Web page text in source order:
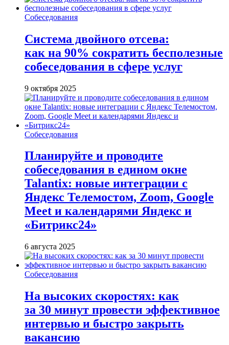
Собеседования
Система двойного отсева:
как на 90% сократить бесполезные
собеседования в сфере услуг
9 октября 2025
Собеседования
Планируйте и проводите
собеседования в едином окне
Talantix: новые интеграции с
Яндекс Телемостом, Zoom, Google
Meet и календарями Яндекс и
«Битрикс24»
6 августа 2025
Собеседования
На высоких скоростях: как
за 30 минут провести эффективное
интервью и быстро закрыть
вакансию